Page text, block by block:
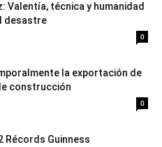
Valentía, técnica y humanidad
desastre
0
la exportación de
construcción
0
Récords Guinness